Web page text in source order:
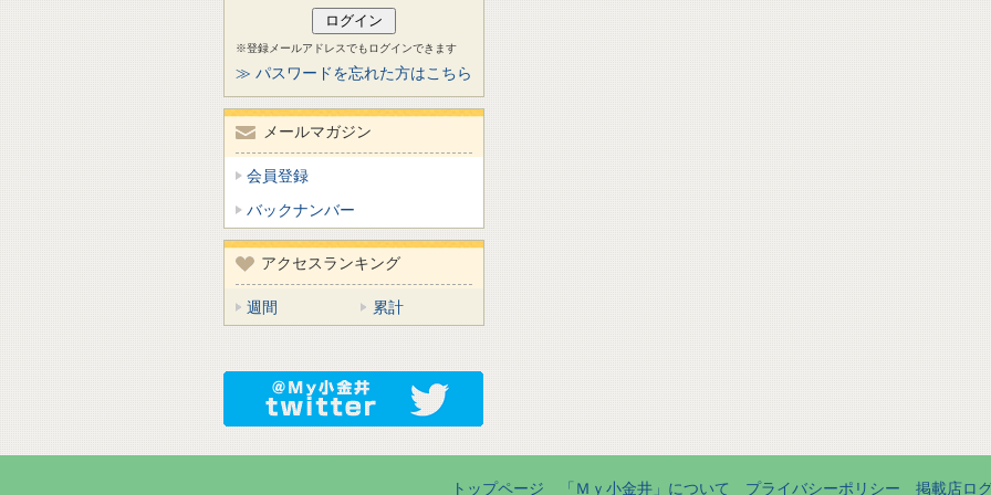
※登録メールアドレスでもログインできます
≫ パスワードを忘れた方はこちら
メールマガジン
会員登録
バックナンバー
アクセスランキング
週間 累計
トップページ 「Ｍｙ小金井」について プライバシーポリシー 掲載店ロ